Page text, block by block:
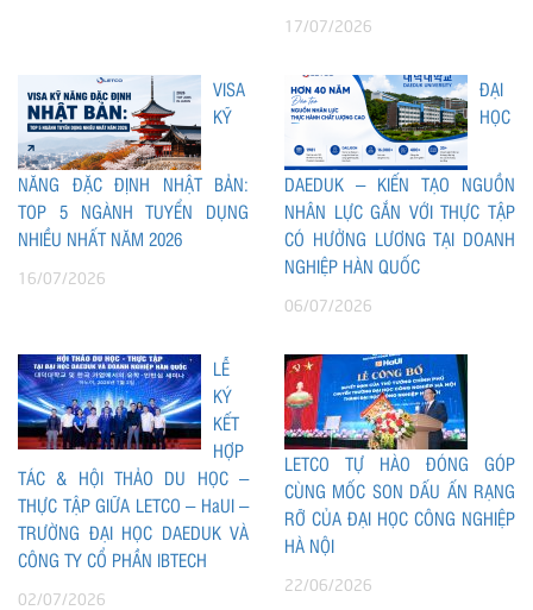
17/07/2026
VISA
KỸ
NĂNG ĐẶC ĐỊNH NHẬT BẢN:
TOP 5 NGÀNH TUYỂN DỤNG
NHIỀU NHẤT NĂM 2026
16/07/2026
ĐẠI
HỌC
DAEDUK – KIẾN TẠO NGUỒN
NHÂN LỰC GẮN VỚI THỰC TẬP
CÓ HƯỞNG LƯƠNG TẠI DOANH
NGHIỆP HÀN QUỐC
06/07/2026
LỄ
KÝ
KẾT
HỢP
TÁC & HỘI THẢO DU HỌC –
THỰC TẬP GIỮA LETCO – HaUI –
TRƯỜNG ĐẠI HỌC DAEDUK VÀ
CÔNG TY CỔ PHẦN IBTECH
02/07/2026
LETCO TỰ HÀO ĐÓNG GÓP
CÙNG MỐC SON DẤU ẤN RẠNG
RỠ CỦA ĐẠI HỌC CÔNG NGHIỆP
HÀ NỘI
22/06/2026